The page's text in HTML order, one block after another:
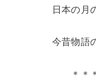
日本の月
今昔物語
＊＊